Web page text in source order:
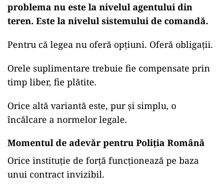
problema nu este la nivelul agentului din
teren. Este la nivelul sistemului de comandă.
Pentru că legea nu oferă opțiuni. Oferă obligații.
Orele suplimentare trebuie fie compensate prin
timp liber, fie plătite.
Orice altă variantă este, pur și simplu, o
încălcare a normelor legale.
Momentul de adevăr pentru Poliția Română
Orice instituție de forță funcționează pe baza
unui contract invizibil.